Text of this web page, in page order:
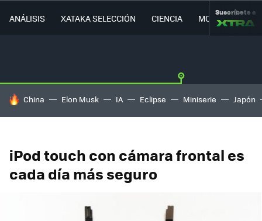
ANÁLISIS XATAKA SELECCIÓN CIENCIA MOVILIDAD
Suscríbete a
HOY SE HABLA DE
China Elon Musk IA Eclipse Miniserie Japón
iPod touch con cámara frontal es
cada día más seguro